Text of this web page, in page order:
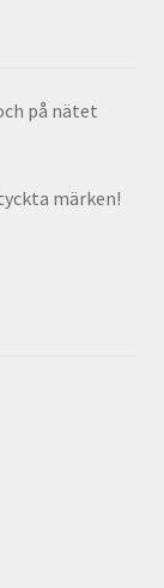
på nätet
märken!